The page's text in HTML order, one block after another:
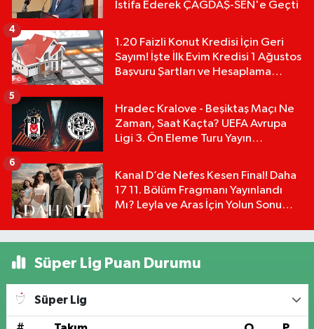
İstifa Ederek ÇAĞDAŞ-SEN'e Geçti
1.20 Faizli Konut Kredisi İçin Geri
Sayım! İşte İlk Evim Kredisi 1 Ağustos
Başvuru Şartları ve Hesaplama
4
Hradec Kralove - Beşiktaş Maçı Ne
Zaman, Saat Kaçta? UEFA Avrupa
Ligi 3. Ön Eleme Turu Yayın
5
Kanal D’de Nefes Kesen Final! Daha
17 11. Bölüm Fragmanı Yayınlandı
Mı? Leyla ve Aras İçin Yolun Sonu
6
Süper Lig Puan Durumu
Süper Lig